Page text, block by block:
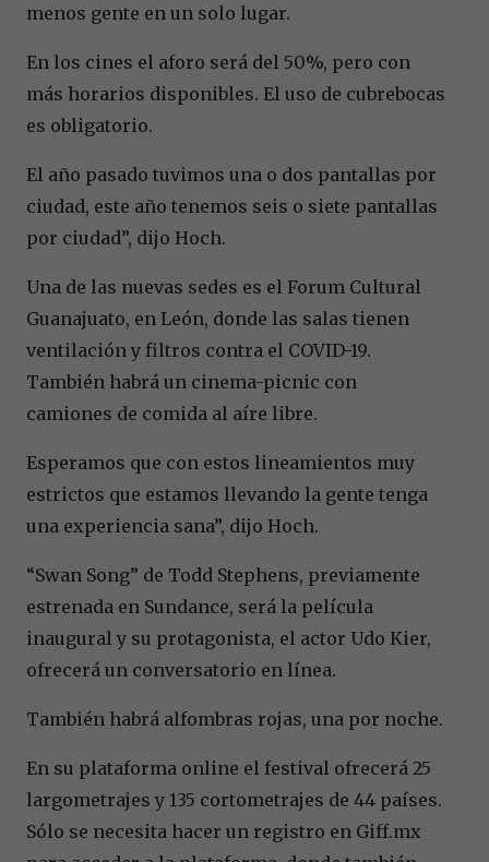
menos gente en un solo lugar.
En los cines el aforo será del 50%, pero con
más horarios disponibles. El uso de cubrebocas
es obligatorio.
El año pasado tuvimos una o dos pantallas por
ciudad, este año tenemos seis o siete pantallas
por ciudad”, dijo Hoch.
Una de las nuevas sedes es el Forum Cultural
Guanajuato, en León, donde las salas tienen
ventilación y filtros contra el COVID-19.
También habrá un cinema-picnic con
camiones de comida al aíre libre.
Esperamos que con estos lineamientos muy
estrictos que estamos llevando la gente tenga
una experiencia sana”, dijo Hoch.
“Swan Song” de Todd Stephens, previamente
estrenada en Sundance, será la película
inaugural y su protagonista, el actor Udo Kier,
ofrecerá un conversatorio en línea.
También habrá alfombras rojas, una por noche.
En su plataforma online el festival ofrecerá 25
largometrajes y 135 cortometrajes de 44 países.
Sólo se necesita hacer un registro en Giff.mx